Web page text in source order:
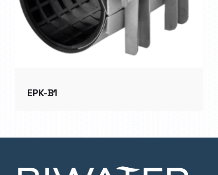
EPK-B1